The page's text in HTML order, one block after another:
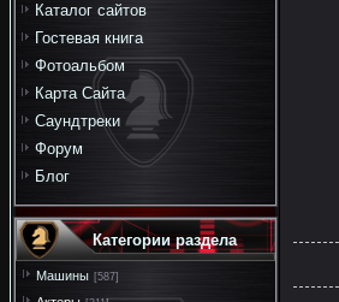
Каталог сайтов
Гостевая книга
Фотоальбом
Карта Сайта
Саундтреки
Форум
Блог
Категории раздела
Машины [587]